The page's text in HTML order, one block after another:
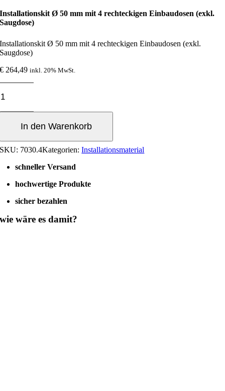
Installationskit Ø 50 mm mit 4 rechteckigen Einbaudosen (exkl.
Saugdose)
Installationskit Ø 50 mm mit 4 rechteckigen Einbaudosen (exkl.
Saugdose)
€ 264,49 inkl. 20% MwSt.
In den Warenkorb
SKU: 7030.4Kategorien:Installationsmaterial
schneller Versand
hochwertige Produkte
sicher bezahlen
wie wäre es damit?